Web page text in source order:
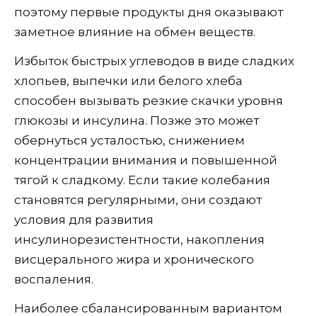
поэтому первые продукты дня оказывают
заметное влияние на обмен веществ.
Избыток быстрых углеводов в виде сладких
хлопьев, выпечки или белого хлеба
способен вызывать резкие скачки уровня
глюкозы и инсулина. Позже это может
обернуться усталостью, снижением
концентрации внимания и повышенной
тягой к сладкому. Если такие колебания
становятся регулярными, они создают
условия для развития
инсулинорезистентности, накопления
висцерального жира и хронического
воспаления.
Наиболее сбалансированным вариантом